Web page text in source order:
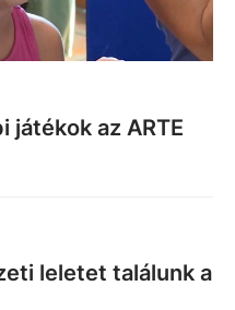
játékok az ARTE
leletet találunk a